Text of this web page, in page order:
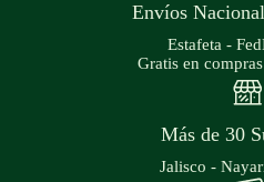
Envíos
Estafeta -
Gratis en
Más de 30
Jalisco -